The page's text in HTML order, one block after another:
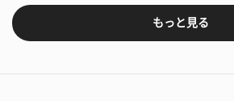
もっと見る